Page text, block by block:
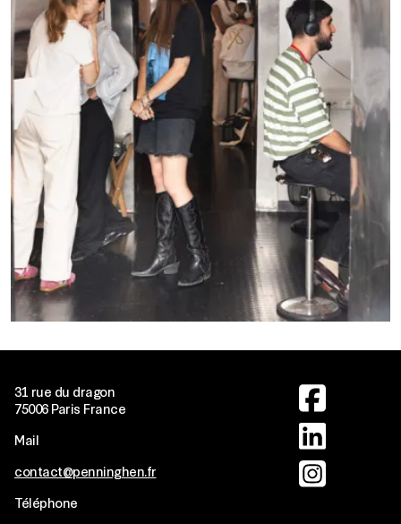
31 rue du dragon
75006 Paris France
Mail
contact@penninghen.fr
Téléphone
Image
Image
Image